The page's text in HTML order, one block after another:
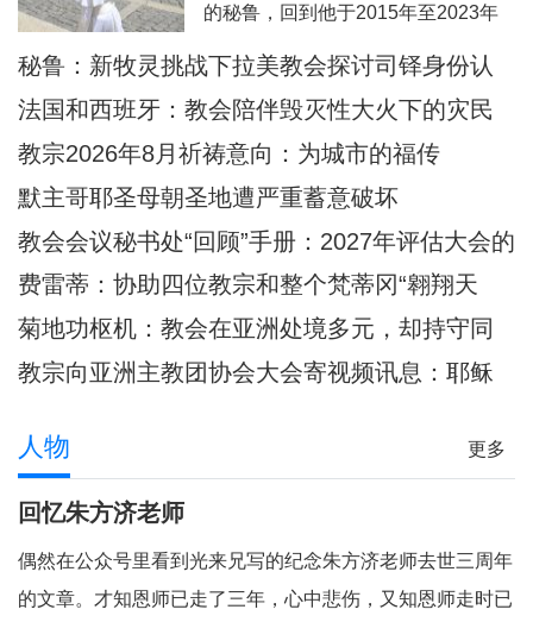
宗良十四世8月6日耶稣显圣容庆日在
意大利亚西西天使之后圣母大殿内主
持弥撒圣祭
的秘鲁，回到他于2015年至2023年
担任主教的奇克拉约，并前往亚马逊
教宗方济各的出生地阿根廷，以及将
近40年没有教宗访问过的乌拉圭。被
秘鲁人民视为同胞的普雷沃斯特教
宗，即将回到他度过多年传教岁月的
安第斯大地，在那里
秘鲁：新牧灵挑战下拉美教会探讨司铎身份认
同
法国和西班牙：教会陪伴毁灭性大火下的灾民
教宗2026年8月祈祷意向：为城市的福传
默主哥耶圣母朝圣地遭严重蓄意破坏
教会会议秘书处“回顾”手册：2027年评估大会的
准则和指示
费雷蒂：协助四位教宗和整个梵蒂冈“翱翔天
际”的妇女
菊地功枢机：教会在亚洲处境多元，却持守同
一信仰
教宗向亚洲主教团协会大会寄视频讯息：耶稣
更多
人物
回忆朱方济老师
偶然在公众号里看到光来兄写的纪念朱方济老师去世三周年
的文章。才知恩师已走了三年，心中悲伤，又知恩师走时已